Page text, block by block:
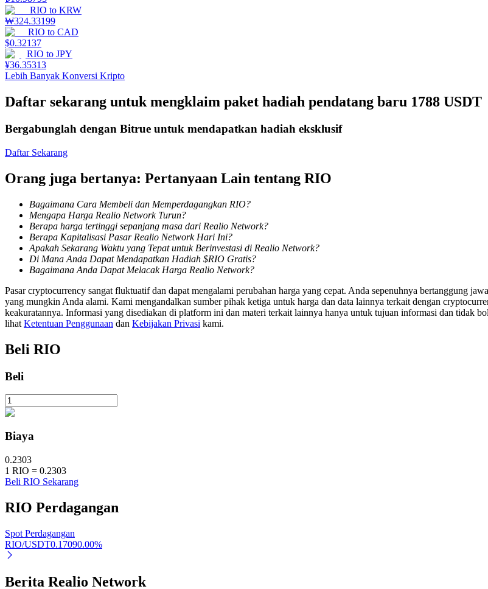
Strategi perdagangan
Pelajari cara untuk tetap menghasilkan keuntungan
Menghasilkan
Babi Kekuatan
Mempertaruhkan
Launchpool
RIO to KRW
₩324.33199
RIO to CAD
$0.32137
RIO to JPY
¥36.35313
Lebih Banyak Konversi Kripto
Daftar sekarang untuk mengklaim paket hadiah pendatang baru 1788 USDT
Bergabunglah dengan Bitrue untuk mendapatkan hadiah eksklusif
Daftar Sekarang
Orang juga bertanya: Pertanyaan Lain tentang RIO
Bagaimana Cara Membeli dan Memperdagangkan RIO?
Mengapa Harga Realio Network Turun?
Berapa harga tertinggi sepanjang masa dari Realio Network?
Berapa Kapitalisasi Pasar Realio Network Hari Ini?
Apakah Sekarang Waktu yang Tepat untuk Berinvestasi di Realio Network?
Di Mana Anda Dapat Mendapatkan Hadiah $RIO Gratis?
Bagaimana Anda Dapat Melacak Harga Realio Network?
Pasar cryptocurrency sangat fluktuatif dan dapat mengalami perubahan harga yang cepat. Anda sepenuhnya bertanggung
yang mungkin Anda alami. Kami mengandalkan sumber pihak ketiga untuk harga dan data lainnya terkait dengan
keakuratannya. Informasi yang disediakan di platform ini dan materi terkait lainnya hanya untuk tujuan informasi dan tidak
lihat Ketentuan Penggunaan dan Kebijakan Privasi kami.
Beli RIO
Beli
Biaya
0.2303
1 RIO = 0.2303
Beli RIO Sekarang
RIO Perdagangan
Spot Perdagangan
RIO/USDT0.17090.00%
Berita Realio Network